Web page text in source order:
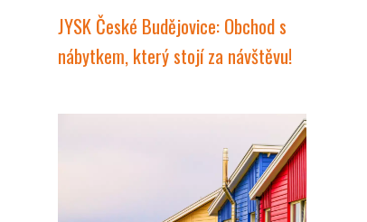
JYSK České Budějovice: Obchod s
nábytkem, který stojí za návštěvu!